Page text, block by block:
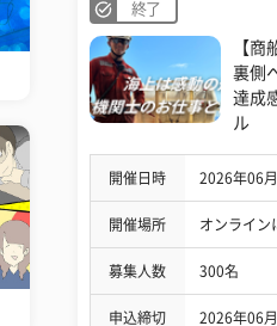
終了
【商
裏側
達成
ル
開催日時 2026年06
開催場所 オンライン
募集人数 300名
申込締切 2026年06